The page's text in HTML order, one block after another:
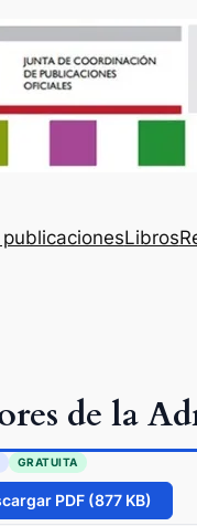
Libros
de la
GRATUITA
PDF (877 KB)